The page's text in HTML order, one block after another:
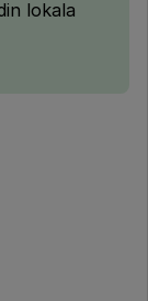
lokala